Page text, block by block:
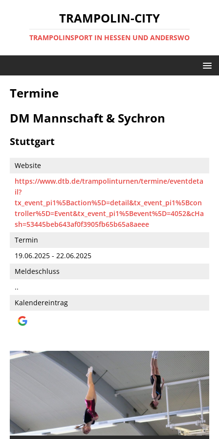
TRAMPOLIN-CITY
TRAMPOLINSPORT IN HESSEN UND ANDERSWO
Termine
DM Mannschaft & Sychron
Stuttgart
Website
https://www.dtb.de/trampolinturnen/termine/eventdeta
il?
tx_event_pi1%5Baction%5D=detail&tx_event_pi1%5Bcon
troller%5D=Event&tx_event_pi1%5Bevent%5D=4052&cHa
sh=53445beb643af0f3905fb65b65a8aeee
Termin
19.06.2025 - 22.06.2025
Meldeschluss
..
Kalendereintrag